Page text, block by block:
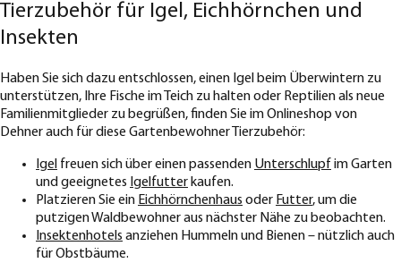
Tierzubehör für Igel, Eichhörnchen und
Insekten
Haben Sie sich dazu entschlossen, einen Igel beim Überwintern zu
unterstützen, Ihre Fische im Teich zu halten oder Reptilien als neue
Familienmitglieder zu begrüßen, finden Sie im Onlineshop von
Dehner auch für diese Gartenbewohner Tierzubehör:
Igel freuen sich über einen passenden Unterschlupf im Garten
und geeignetes Igelfutter kaufen.
Platzieren Sie ein Eichhörnchenhaus oder Futter, um die
putzigen Waldbewohner aus nächster Nähe zu beobachten.
Insektenhotels anziehen Hummeln und Bienen – nützlich auch
für Obstbäume.